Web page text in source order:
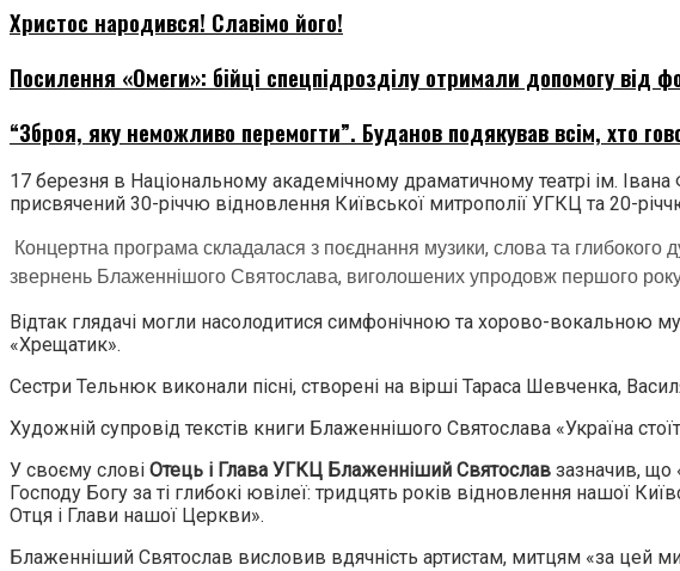
Христос народився! Славімо його!
Посилення «Омеги»: бійці спецпідрозділу отримали допомогу від
“Зброя, яку неможливо перемогти”. Буданов подякував всім, хто
17 березня в Національному академічному драматичному театрі ім.
присвячений 30-річчю відновлення Київської митрополії УГКЦ та 20-
Концертна програма складалася з поєднання музики, слова та
звернень Блаженнішого Святослава, виголошених упродовж першого
Відтак глядачі могли насолодитися симфонічною та хорово-вокальною
«Хрещатик».
Сестри Тельнюк виконали пісні, створені на вірші Тараса Шевченка,
Художній супровід текстів книги Блаженнішого Святослава «Україна
У своєму слові Отець і Глава УГКЦ Блаженніший Святослав зазначив, що
Господу Богу за ті глибокі ювілеї: тридцять років відновлення нашої
Отця і Глави нашої Церкви».
Блаженніший Святослав висловив вдячність артистам, митцям «за цей